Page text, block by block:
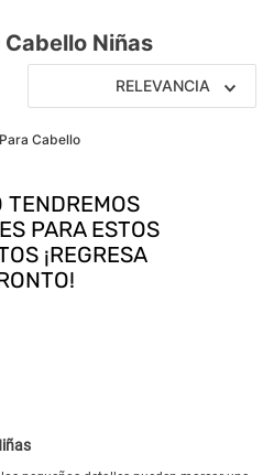
Niñas
RELEVANCIA
Cabello